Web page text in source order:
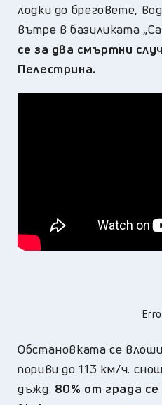
лодки до бреговете,
вътре в базиликата
се за два смъртни
Пелестрина.
Обстановката се
пориви до 113 км/ч.
дъжд. 80% от града